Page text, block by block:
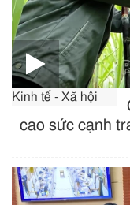
Kinh tế - Xã hội
cao sức cạnh